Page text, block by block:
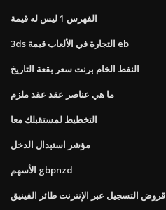
الفهرس 1 ليس له قيمة
3ds التجارة في الألعاب قيمة eb
النفط الخام برنت سعر بقعة التاريخ
ما هي عناصر عقد عقد ملزم
التخطيط لمستقبلك معا
مؤشر استبدال الدخل
الأسهم gbpnzd
قروض التسجيل عبر الإنترنت طائر الفينيق